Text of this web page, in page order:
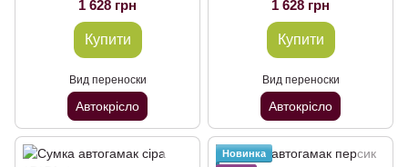
1 628 грн
Купити
Вид переноски
Автокрісло
1 628 грн
Купити
Вид переноски
Автокрісло
Новинка